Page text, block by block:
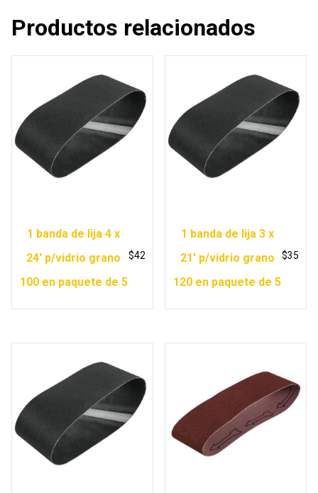
Productos relacionados
1 banda de lija 4 x
24′ p/vidrio grano
100 en paquete de 5
$42
1 banda de lija 3 x
21′ p/vidrio grano
120 en paquete de 5
$35